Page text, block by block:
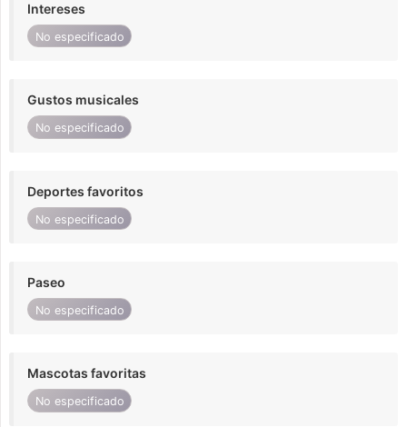
Intereses
No especificado
Gustos musicales
No especificado
Deportes favoritos
No especificado
Paseo
No especificado
Mascotas favoritas
No especificado